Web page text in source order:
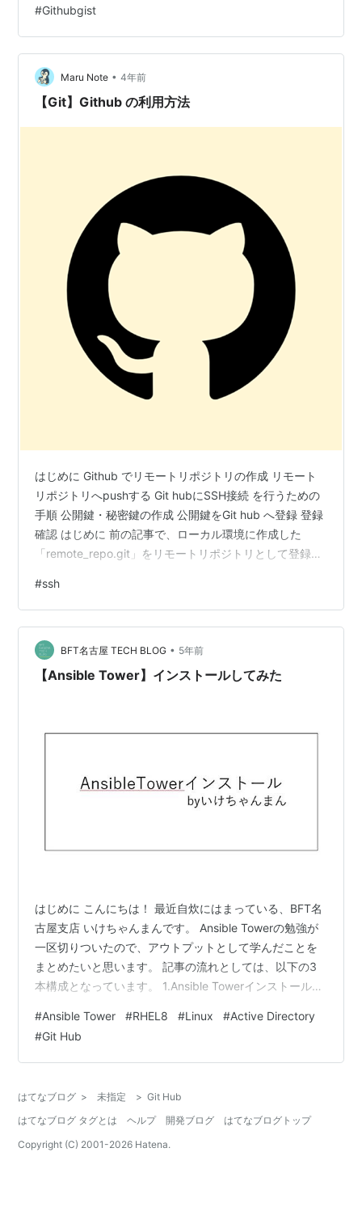
ト登録方法 2024年5月 【GitHub】アカウント登録方法
2024年5月 Git Hub設定手順 Git Hub公式HPでアカウン
トを設定する 初期設定をしてダッシュボードを開く まと
め にゃん太 git Hubの前に【Git】はインストールしたな
りか？ 桜母ちゃ…
#Githubgist
Maru Note • 4年前
【Git】Github の利用方法
はじめに Github でリモートリポジトリの作成 リモート
リポジトリへpushする Git hubにSSH接続 を行うための
手順 公開鍵・秘密鍵の作成 公開鍵をGit hub へ登録 登録
確認 はじめに 前の記事で、ローカル環境に作成した
「remote_repo.git」をリモートリポジトリとして登録し
成） 【Git】ローカル環境に共有リモートリポジトリを作
成してみた。 - Maru Note ※練習用に多少お試しで使っ
たものなので削除済み 削除コマンド：git remote rm [リ
モートリポジトリ名] そし…
#ssh
BFT名古屋 TECH BLOG • 5年前
【Ansible Tower】インストールしてみた
はじめに こんにちは！ 最近自炊にはまっている、BFT名
古屋支店 いけちゃんまんです。 Ansible Towerの勉強が
一区切りついたので、アウトプットとして学んだことを
まとめたいと思います。 記事の流れとしては、以下の3
本構成となっています。 1.Ansible Towerインストール
3.Git Hub連携 bftnagoya.hateblo.jp 今回の記事では、
Ansible Towerインストールについて書きます。 前提条件
・RHELサーバが構築済みであること ※今回のOSは
#Ansible Tower #RHEL8 #Linux #Active Directory
#Git Hub
はてなブログ > 未指定 > Git Hub
はてなブログ タグとは
ヘルプ 開発ブログ
はてなブログトップ
Copyright (C) 2001-2026 Hatena.